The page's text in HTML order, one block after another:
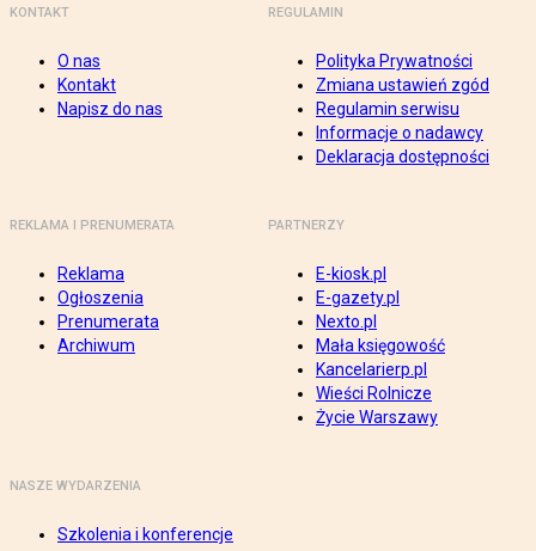
KONTAKT
O nas
Kontakt
Napisz do nas
REGULAMIN
Polityka Prywatności
Zmiana ustawień zgód
Regulamin serwisu
Informacje o nadawcy
Deklaracja dostępności
REKLAMA I PRENUMERATA
Reklama
Ogłoszenia
Prenumerata
Archiwum
PARTNERZY
E-kiosk.pl
E-gazety.pl
Nexto.pl
Mała księgowość
Kancelarierp.pl
Wieści Rolnicze
Życie Warszawy
NASZE WYDARZENIA
Szkolenia i konferencje